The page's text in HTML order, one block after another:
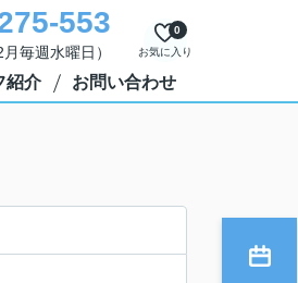
553
毎週水曜日） お気に入り
0
紹介 お問い合わせ